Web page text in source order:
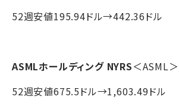
52週安値195.94ドル→442.36ドル
ASMLホールディング NYRS＜ASML＞
52週安値675.5ドル→1,603.49ドル